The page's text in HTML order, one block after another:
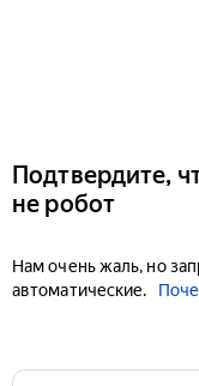
Подтвердите,
не робот
Нам очень жаль, но
автоматические.